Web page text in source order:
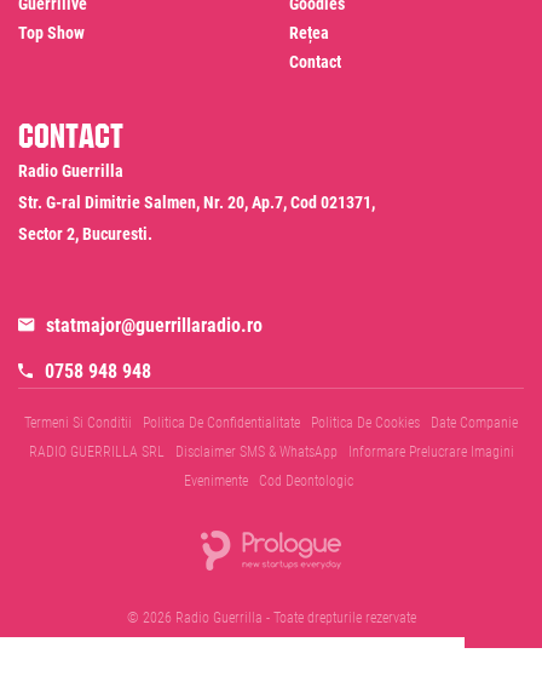
Guerrilive
Top Show
Goodies
Rețea
Contact
Contact
Radio Guerrilla
Str. G-ral Dimitrie Salmen, Nr. 20, Ap.7, Cod 021371,
Sector 2, Bucuresti.
statmajor@guerrillaradio.ro
0758 948 948
Termeni Si Conditii Politica De Confidentialitate Politica De Cookies
Date Companie
RADIO GUERRILLA SRL
Disclaimer SMS & WhatsApp
Informare Prelucrare Imagini
Evenimente
Cod Deontologic
© 2026 Radio Guerrilla - Toate drepturile rezervate